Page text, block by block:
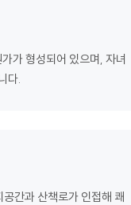
가 형성되어 있으며, 자녀
다.
간과 산책로가 인접해 쾌